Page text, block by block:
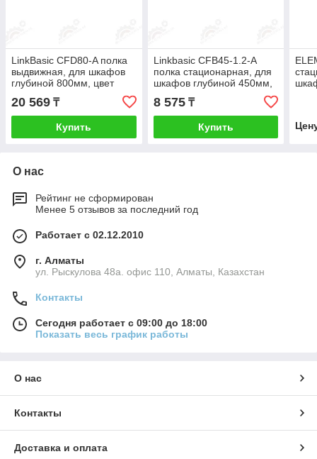
LinkBasic CFD80-A полка
выдвижная, для шкафов
глубиной 800мм, цвет
20 569 ₸
Купить
Linkbasic CFB45-1.2-A
полка стационарная, для
шкафов глубиной 450мм,
цвет черный.
8 575₸
Купить
О нас
Рейтинг не сформирован
Менее 5 отзывов за последний год
Работает с 02.12.2010
г. Алматы
ул. Рыскулова 48а. офис 110, Алматы, Казахстан
Контакты
Сегодня работает с 09:00 до 18:00
Показать весь график работы
О нас
Контакты
Доставка и оплата